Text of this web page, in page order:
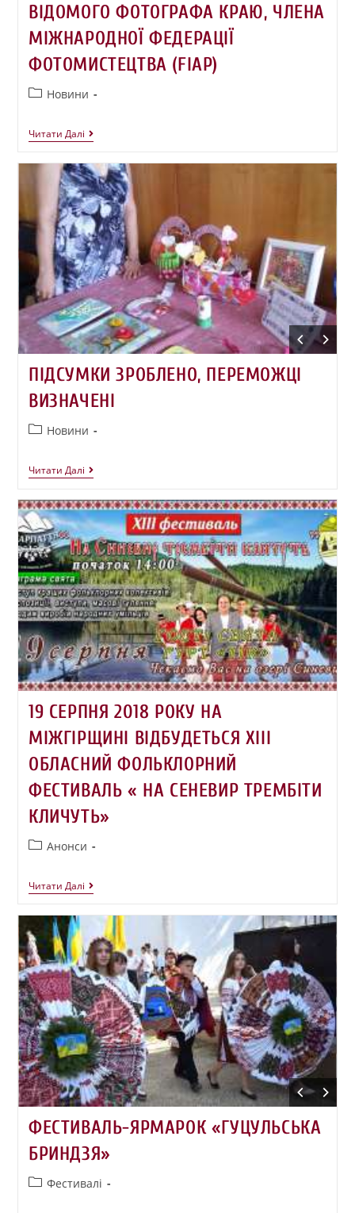
ВІДОМОГО ФОТОГРАФА КРАЮ, ЧЛЕНА
МІЖНАРОДНОЇ ФЕДЕРАЦІЇ
ФОТОМИСТЕЦТВА (FIAP)
Новини
Читати Далі
ПІДСУМКИ ЗРОБЛЕНО, ПЕРЕМОЖЦІ
ВИЗНАЧЕНІ
Новини
Читати Далі
19 СЕРПНЯ 2018 РОКУ НА
МІЖГІРЩИНІ ВІДБУДЕТЬСЯ ХІІІ
ОБЛАСНИЙ ФОЛЬКЛОРНИЙ
ФЕСТИВАЛЬ « НА СЕНЕВИР ТРЕМБІТИ
КЛИЧУТЬ»
Анонси
Читати Далі
ФЕСТИВАЛЬ-ЯРМАРОК «ГУЦУЛЬСЬКА
БРИНДЗЯ»
Фестивалі